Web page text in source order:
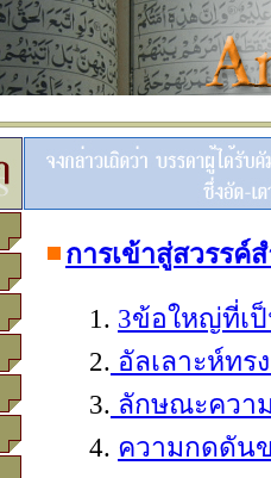
การเข้าสู่สวรรค์
1. 3ข้อใหญ่ที่เ
2. อัลเลาะห์ทร
3. ลักษณะควา
4. ความกดดัน